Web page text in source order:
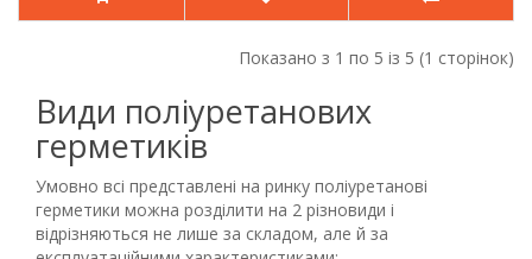
Показано з 1 по 5 із 5 (1 сторінок)
Види поліуретанових
герметиків
Умовно всі представлені на ринку поліуретанові
герметики можна розділити на 2 різновиди і
відрізняються не лише за складом, але й за